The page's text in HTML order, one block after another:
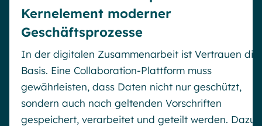
Kernelement moderner
Geschäftsprozesse
In der digitalen Zusammenarbeit ist Vertrauen die
Basis. Eine Collaboration-Plattform muss
gewährleisten, dass Daten nicht nur geschützt,
sondern auch nach geltenden Vorschriften
gespeichert, verarbeitet und geteilt werden. Dazu